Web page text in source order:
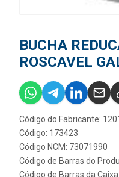
BUCHA
ROSCAVEL
Código do Fabricante:
Código: 173423
Código NCM: 73071990
Código de Barras do
Código de Barras da